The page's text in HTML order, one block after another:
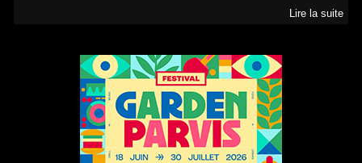
Lire la suite